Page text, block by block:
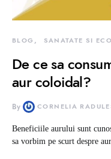
BLOG SANATATE SI
De ce sa
aur coloidal?
By CORNELIA
Beneficiile aurului sunt
sa vorbim pe scurt despre